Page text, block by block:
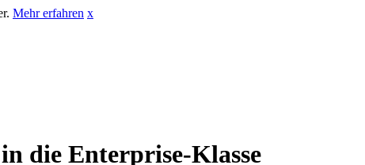
Mehr erfahren x
die Enterprise-Klasse